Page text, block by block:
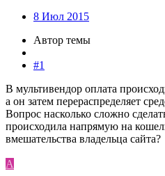
8 Июл 2015
Автор темы
#1
В мультивендор оплата
а он затем перераспределяет
Вопрос насколько сложно
происходила напрямую на
вмешательства владельца сайта?
A